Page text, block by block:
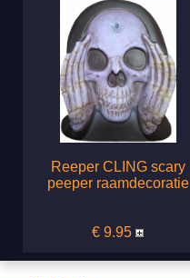
Reeper CLING scary
peeper raamdecoratie
€ 9.95